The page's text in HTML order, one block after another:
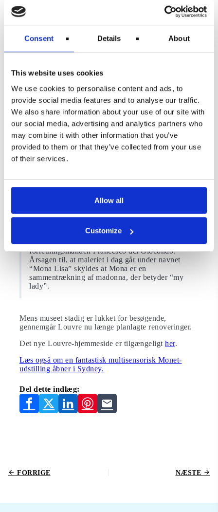
Consent Details About
This website uses cookies
We use cookies to personalise content and ads, to
provide social media features and to analyse our traffic.
We also share information about your use of our site with
our social media, advertising and analytics partners who
may combine it with other information that you’ve
provided to them or that they’ve collected from your use
of their services.
Allow all
Customize
Webstedet kan tilgås på fransk, engelsk, spansk og
kinesisk på tablets og computere. Det er dog primært
beregnet til brug på smartphones.
“Louvre støver sine skatte af, selv de mindst kendte,”
Louvre. “Louvres fantastiske kulturarv er nu kun et
yderligere vil inspirere folk til at komme til Louvre
for at opdage samlingerne i virkeligheden.”
Restriktioner grundet coronaviruspandemien lukkede
Louvre i slutningen af ​​oktober og efterlod
verdensberømte kunstværker såsom “Venus de Milo”,
“Liberty Leading the People” og “Mona Lisa” uden
deres sædvanlige skarer af beundrere.
Vidste du, atdet dyreste maleri på Louvre er
den italienske maler Leonardo da Vincis maleri
Mona Lisa? Ifølge Guinness Rekordbog anses
forsikringsværdiansættelse i historien til $ 100
millioner i 2018.Portrættet menes at være af den
italienske adelige Lisa Gherardini, hustruen til
forretningsmanden Francesco del Giocondo.
Årsagen til, at maleriet i dag går under navnet
“Mona Lisa” skyldes at Mona er en
sammentrækning af madonna, der betyder “my
lady”.
Mens museet stadig er lukket for besøgende,
gennemgår Louvre nu længe planlagte renoveringer.
Det nye Louvre-hjemmeside er tilgængeligt her.
Læs også om en fantastisk multisensorisk Monet-
udstilling åbner i Sydney.
Del dette indlæg:
FORRIGE NÆSTE